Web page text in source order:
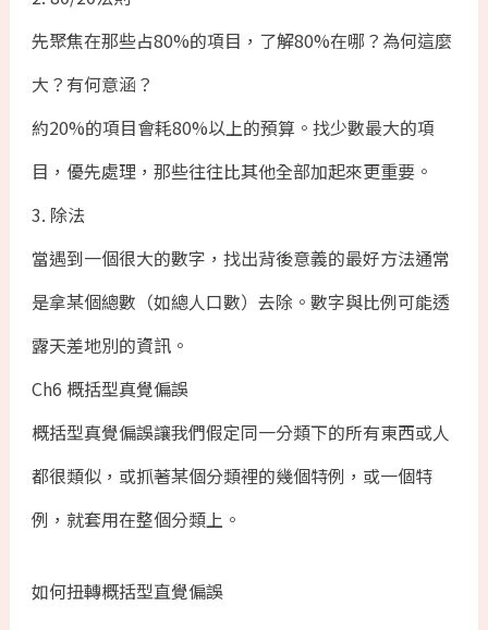
先聚焦在那些占80%的項目，了解80%在哪？為何這麼
大？有何意涵？
約20%的項目會耗80%以上的預算。找少數最大的項
目，優先處理，那些往往比其他全部加起來更重要。
3. 除法
當遇到一個很大的數字，找出背後意義的最好方法通常
是拿某個總數（如總人口數）去除。數字與比例可能透
露天差地別的資訊。
Ch6 概括型真覺偏誤
概括型真覺偏誤讓我們假定同一分類下的所有東西或人
都很類似，或抓著某個分類裡的幾個特例，或一個特
例，就套用在整個分類上。
如何扭轉概括型直覺偏誤